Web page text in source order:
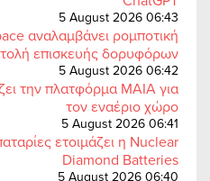
5 August 2026 06:43
αναλαμβάνει ρομποτική
επισκευής δορυφόρων
5 August 2026 06:42
την πλατφόρμα MAIA για
τον εναέριο χώρο
5 August 2026 06:41
ετοιμάζει η Nuclear
Diamond Batteries
5 August 2026 06:40